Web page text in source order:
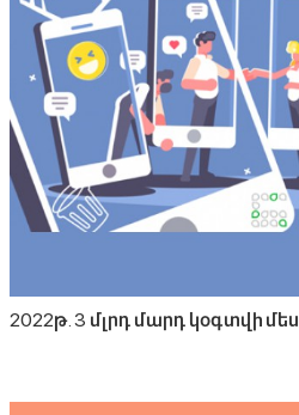
2022թ. 3 մլրդ մարդ կօգտվի